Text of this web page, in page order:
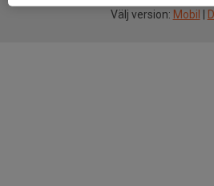
Välj version: Mobil